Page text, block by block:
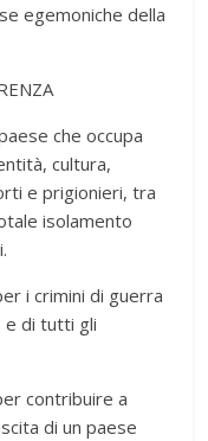
egemoniche della
che occupa
cultura,
e prigionieri, tra
isolamento
i crimini di guerra
e di tutti gli
contribuire a
di un paese